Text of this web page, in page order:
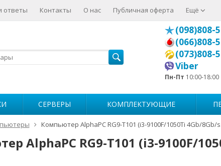
ответы Контакты О нас Публичная оферта Ещё
(098)808-
(066)808-
(073)808-
Viber
Пн-Пт 10:00-18:00
СЕРВЕРЫ КОМПЛЕКТУЮЩИЕ
Компьютер AlphaPC RG9-T101 (i3-9100F/1050Ti 4Gb/8Gb/
AlphaPC RG9-T101 (i3-9100F/